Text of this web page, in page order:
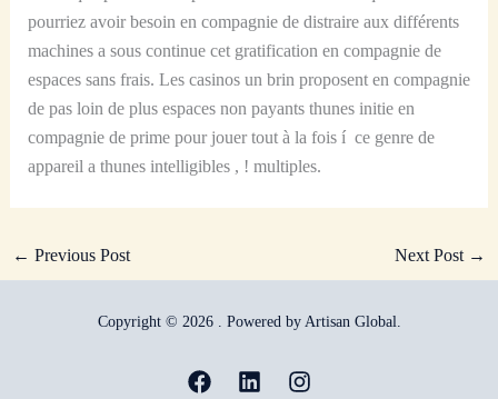
pourriez avoir besoin en compagnie de distraire aux différents
machines a sous continue cet gratification en compagnie de
espaces sans frais. Les casinos un brin proposent en compagnie
de pas loin de plus espaces non payants thunes initie en
compagnie de prime pour jouer tout à la fois í ce genre de
appareil a thunes intelligibles , ! multiples.
← Previous Post Next Post →
Copyright © 2026 . Powered by Artisan Global.